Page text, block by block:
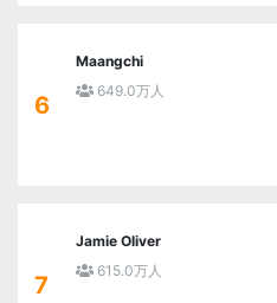
6
Maangchi
649.0万人
7
Jamie Oliver
615.0万人